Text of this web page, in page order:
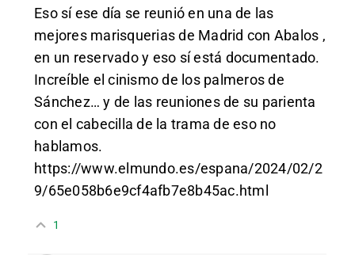
Eso sí ese día se reunió en una de las
mejores marisquerias de Madrid con Abalos ,
en un reservado y eso sí está documentado.
Increíble el cinismo de los palmeros de
Sánchez… y de las reuniones de su parienta
con el cabecilla de la trama de eso no
hablamos.
https://www.elmundo.es/espana/2024/02/2
9/65e058b6e9cf4afb7e8b45ac.html
1